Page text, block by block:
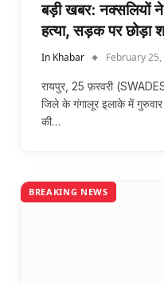
बड़ी खबर: नक्सलियों
हत्या, सड़क पर छोड़ा
In Khabar February
रायपुर, 25 फ़रवरी
जिले के गंगालूर इलाके में गुरुवार
की…
BREAKING NEWS